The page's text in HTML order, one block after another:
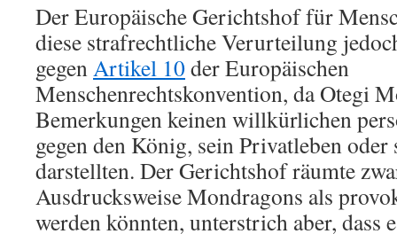
Der Europäische Gerichtshof für
diese strafrechtliche Verurteilung
gegenArtikel 10der Europäischen
Menschenrechtskonvention, da Otegi
Bemerkungen keinen willkürlichen
gegen den König, sein Privatleben
darstellten. Der Gerichtshof räumte
Ausdrucksweise Mondragons als
werden könnten, unterstrich aber, dass